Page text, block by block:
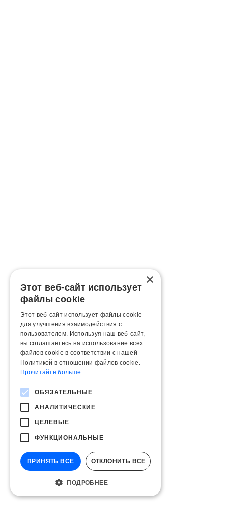
×
Этот веб-сайт использует
файлы cookie
Этот веб-сайт использует файлы cookie
для улучшения взаимодействия с
пользователем. Используя наш веб-сайт,
вы соглашаетесь на использование всех
файлов cookie в соответствии с нашей
Политикой в ​​отношении файлов cookie.
Прочитайте больше
ОБЯЗАТЕЛЬНЫЕ
АНАЛИТИЧЕСКИЕ
ЦЕЛЕВЫЕ
ФУНКЦИОНАЛЬНЫЕ
ПРИНЯТЬ ВСЕ ОТКЛОНИТЬ ВСЕ
ПОДРОБНЕЕ